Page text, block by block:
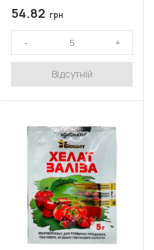
54.82 грн
Відсутній